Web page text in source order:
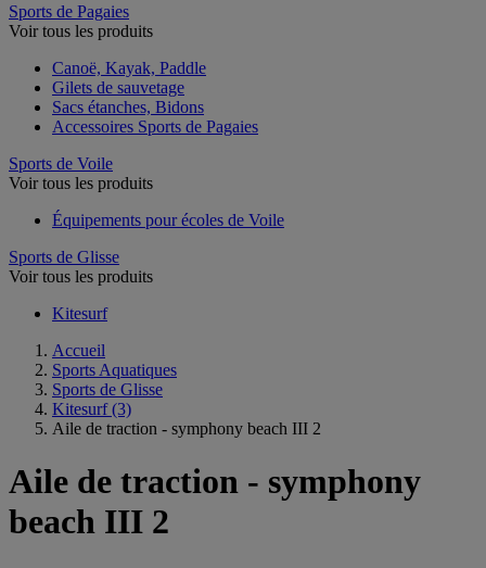
Sports de Pagaies
Voir tous les produits
Canoë, Kayak, Paddle
Gilets de sauvetage
Sacs étanches, Bidons
Accessoires Sports de Pagaies
Sports de Voile
Voir tous les produits
Équipements pour écoles de Voile
Sports de Glisse
Voir tous les produits
Kitesurf
Accueil
Sports Aquatiques
Sports de Glisse
Kitesurf (3)
Aile de traction - symphony beach III 2
Aile de traction - symphony
beach III 2